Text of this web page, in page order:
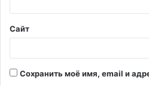
Сайт
Сохранить моё имя, email и